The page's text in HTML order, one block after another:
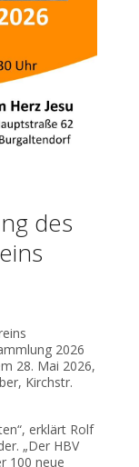
des
2026
28. Mai 2026,
Kirchstr.
erklärt Rolf
„Der HBV
100 neue